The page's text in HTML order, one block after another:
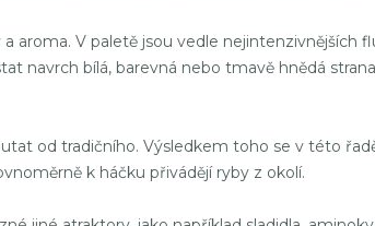
aroma. V paletě jsou vedle
navrch bílá, barevná nebo tmavě hnědá
od tradičního. Výsledkem toho se v této
k háčku přivádějí ryby z okolí.